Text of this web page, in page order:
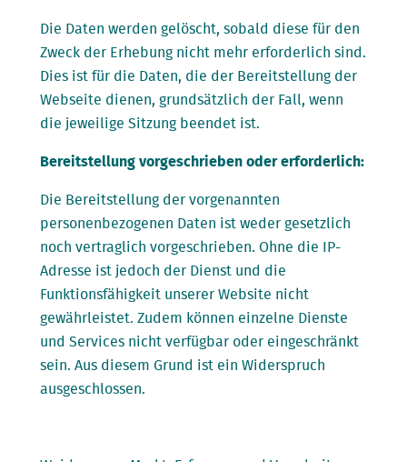
Die Daten werden gelöscht, sobald diese für den
Zweck der Erhebung nicht mehr erforderlich sind.
Dies ist für die Daten, die der Bereitstellung der
Webseite dienen, grundsätzlich der Fall, wenn
die jeweilige Sitzung beendet ist.
Bereitstellung vorgeschrieben oder erforderlich:
Die Bereitstellung der vorgenannten
personenbezogenen Daten ist weder gesetzlich
noch vertraglich vorgeschrieben. Ohne die IP-
Adresse ist jedoch der Dienst und die
Funktionsfähigkeit unserer Website nicht
gewährleistet. Zudem können einzelne Dienste
und Services nicht verfügbar oder eingeschränkt
sein. Aus diesem Grund ist ein Widerspruch
ausgeschlossen.